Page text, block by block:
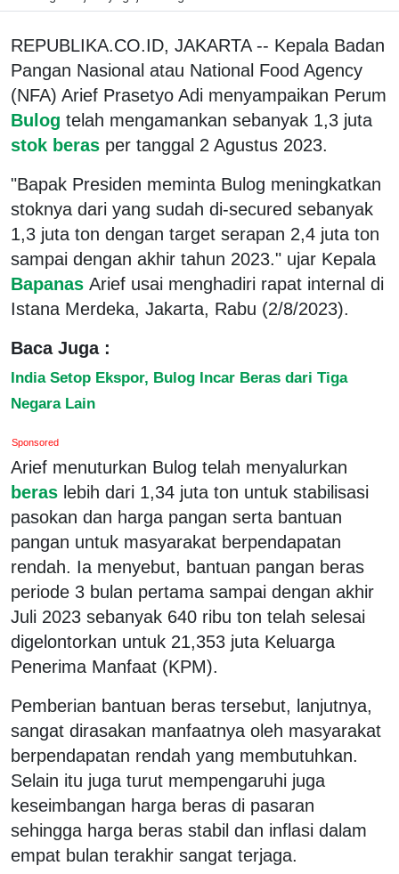
REPUBLIKA.CO.ID, JAKARTA -- Kepala Badan
Pangan Nasional atau National Food Agency
(NFA) Arief Prasetyo Adi menyampaikan Perum
Bulog telah mengamankan sebanyak 1,3 juta
stok beras per tanggal 2 Agustus 2023.
"Bapak Presiden meminta Bulog meningkatkan
stoknya dari yang sudah di-secured sebanyak
1,3 juta ton dengan target serapan 2,4 juta ton
sampai dengan akhir tahun 2023." ujar Kepala
Bapanas Arief usai menghadiri rapat internal di
Istana Merdeka, Jakarta, Rabu (2/8/2023).
Baca Juga :
India Setop Ekspor, Bulog Incar Beras dari Tiga
Negara Lain
Sponsored
Arief menuturkan Bulog telah menyalurkan
beras lebih dari 1,34 juta ton untuk stabilisasi
pasokan dan harga pangan serta bantuan
pangan untuk masyarakat berpendapatan
rendah. Ia menyebut, bantuan pangan beras
periode 3 bulan pertama sampai dengan akhir
Juli 2023 sebanyak 640 ribu ton telah selesai
digelontorkan untuk 21,353 juta Keluarga
Penerima Manfaat (KPM).
Pemberian bantuan beras tersebut, lanjutnya,
sangat dirasakan manfaatnya oleh masyarakat
berpendapatan rendah yang membutuhkan.
Selain itu juga turut mempengaruhi juga
keseimbangan harga beras di pasaran
sehingga harga beras stabil dan inflasi dalam
empat bulan terakhir sangat terjaga.